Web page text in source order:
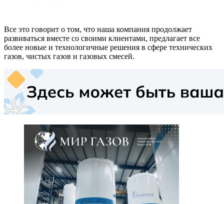
Все это говорит о том, что наша компания продолжает
развиваться вместе со своими клиентами, предлагает все
более новые и технологичные решения в сфере технических
газов, чистых газов и газовых смесей.